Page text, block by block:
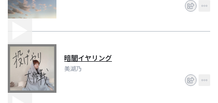
暗闇イヤリング
美湖乃